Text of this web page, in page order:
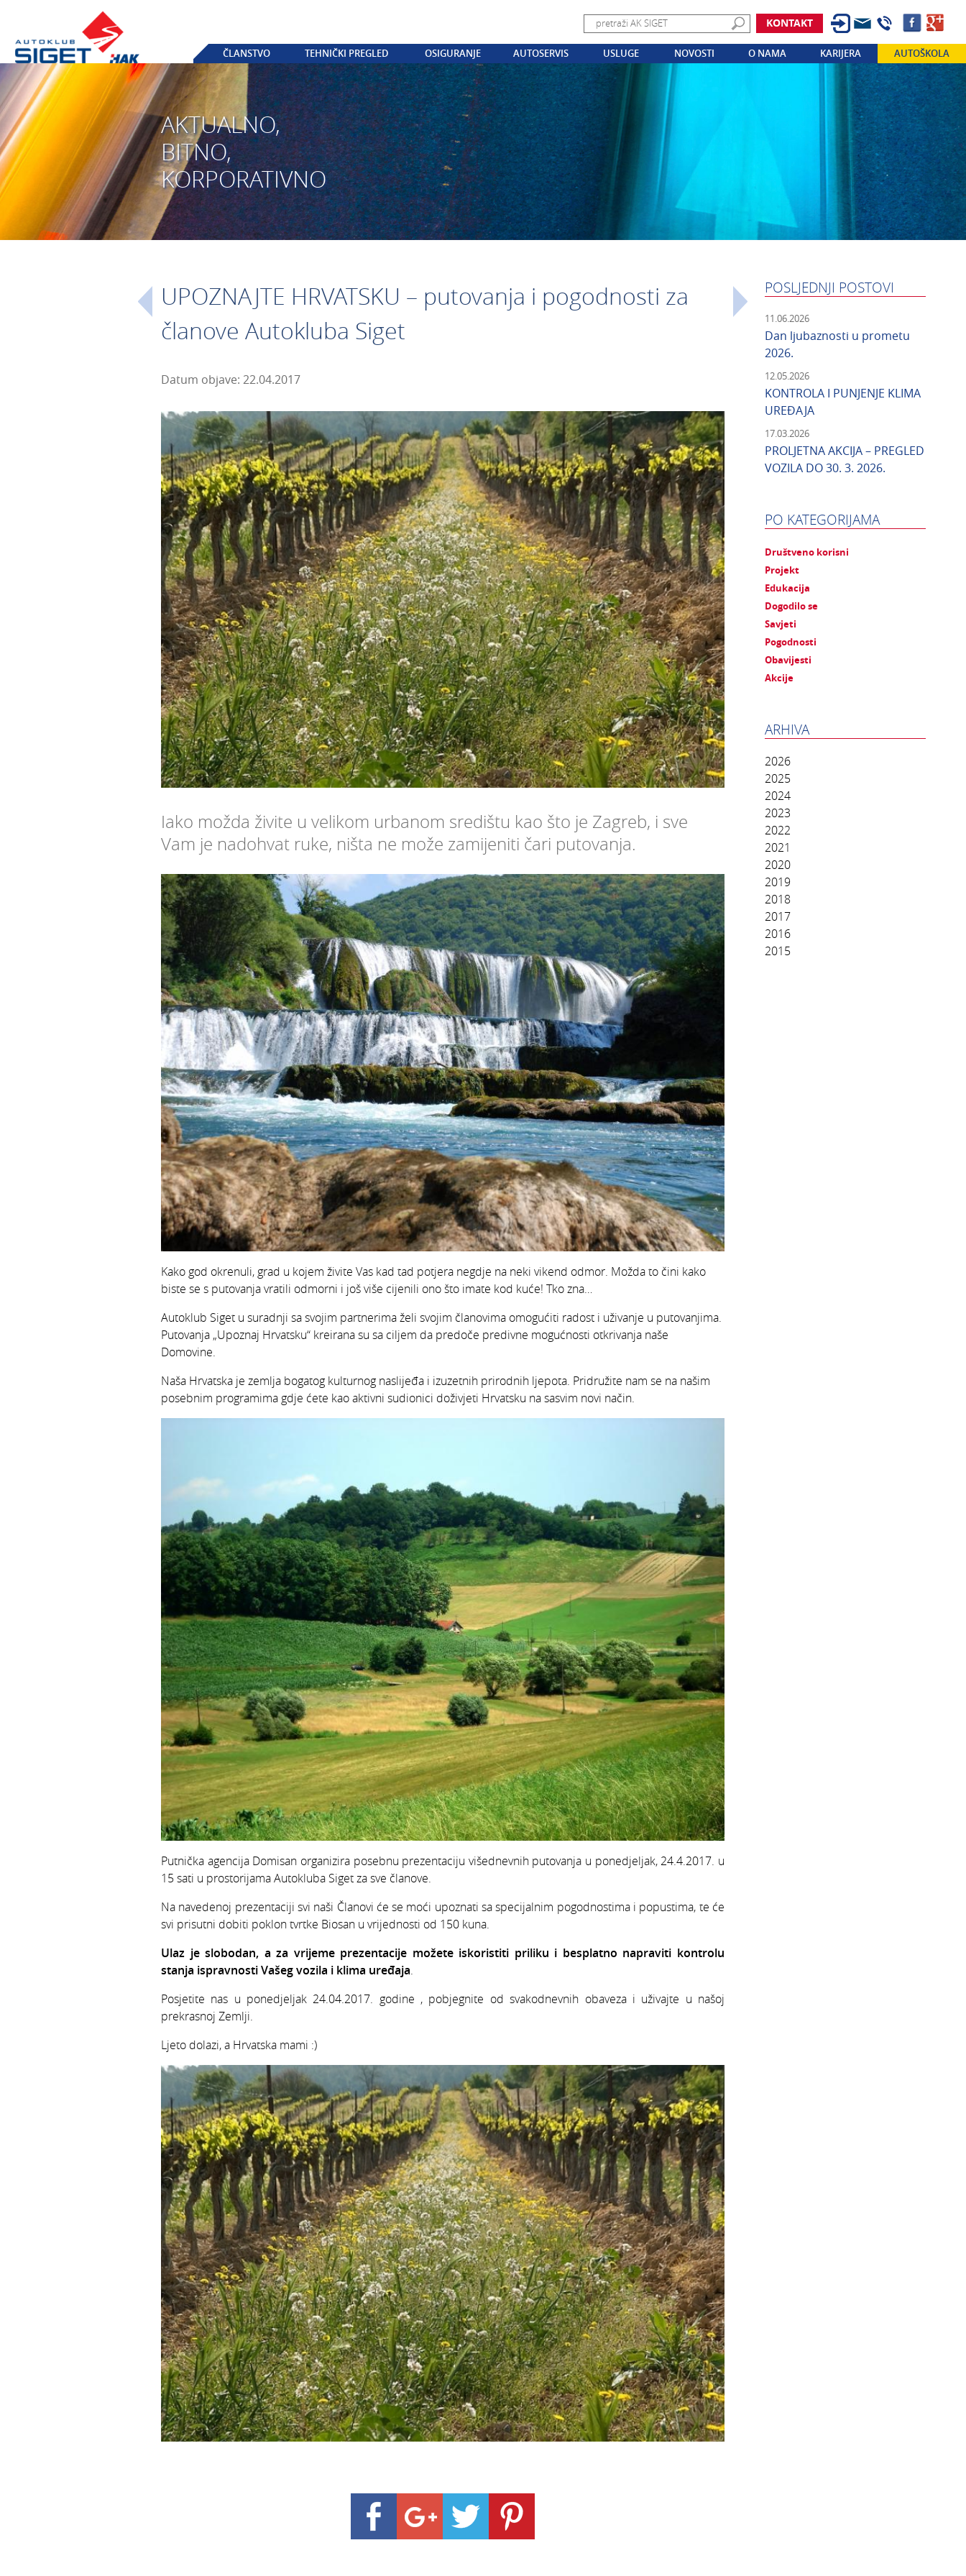
KONTAKT
ČLANSTVO TEHNIČKI PREGLED OSIGURANJE AUTOSERVIS USLUGE NOVOSTI O NAMA KARIJERA AUTOŠKOLA
AKTUALNO,
BITNO,
KORPORATIVNO
UPOZNAJTE HRVATSKU – putovanja i pogodnosti za
članove Autokluba Siget
Datum objave: 22.04.2017
Iako možda živite u velikom urbanom središtu kao što je Zagreb, i sve
Vam je nadohvat ruke, ništa ne može zamijeniti čari putovanja.
Kako god okrenuli, grad u kojem živite Vas kad tad potjera negdje na neki vikend odmor. Možda to čini kako
biste se s putovanja vratili odmorni i još više cijenili ono što imate kod kuće! Tko zna…
Autoklub Siget u suradnji sa svojim partnerima želi svojim članovima omogućiti radost i uživanje u putovanjima.
Putovanja „Upoznaj Hrvatsku“ kreirana su sa ciljem da predoče predivne mogućnosti otkrivanja naše
Domovine.
Naša Hrvatska je zemlja bogatog kulturnog naslijeđa i izuzetnih prirodnih ljepota. Pridružite nam se na našim
posebnim programima gdje ćete kao aktivni sudionici doživjeti Hrvatsku na sasvim novi način.
Putnička agencija Domisan organizira posebnu prezentaciju višednevnih putovanja u ponedjeljak, 24.4.2017. u
15 sati u prostorijama Autokluba Siget za sve članove.
Na navedenoj prezentaciji svi naši Članovi će se moći upoznati sa specijalnim pogodnostima i popustima, te će
svi prisutni dobiti poklon tvrtke Biosan u vrijednosti od 150 kuna.
Ulaz je slobodan, a za vrijeme prezentacije možete iskoristiti priliku i besplatno napraviti kontrolu
stanja ispravnosti Vašeg vozila i klima uređaja.
Posjetite nas u ponedjeljak 24.04.2017. godine , pobjegnite od svakodnevnih obaveza i uživajte u našoj
prekrasnoj Zemlji.
Ljeto dolazi, a Hrvatska mami :)
POSLJEDNJI POSTOVI
11.06.2026
Dan ljubaznosti u prometu
2026.
12.05.2026
KONTROLA I PUNJENJE KLIMA
UREĐAJA
17.03.2026
PROLJETNA AKCIJA – PREGLED
VOZILA DO 30. 3. 2026.
PO KATEGORIJAMA
Društveno korisni
Projekt
Edukacija
Dogodilo se
Savjeti
Pogodnosti
Obavijesti
Akcije
ARHIVA
2026
2025
2024
2023
2022
2021
2020
2019
2018
2017
2016
2015